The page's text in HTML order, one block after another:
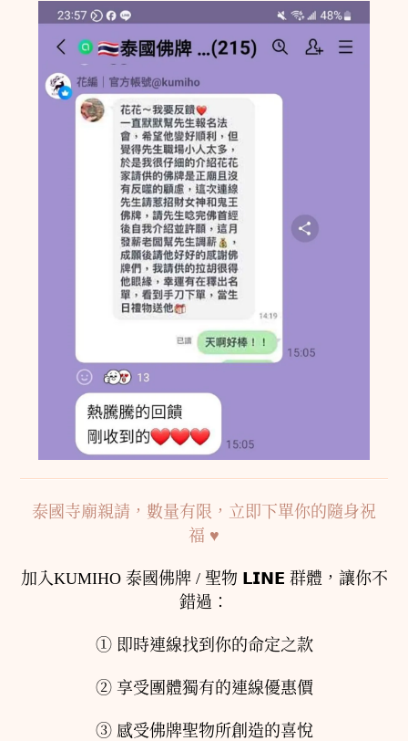
泰國寺廟親請，數量有限，立即下單你的隨身祝
福 ♥︎
加入KUMIHO 泰國佛牌 / 聖物 𝗟𝗜𝗡𝗘 群體，讓你不
錯過：
➀ 即時連線找到你的命定之款
➁ 享受團體獨有的連線優惠價
➂ 感受佛牌聖物所創造的喜悅